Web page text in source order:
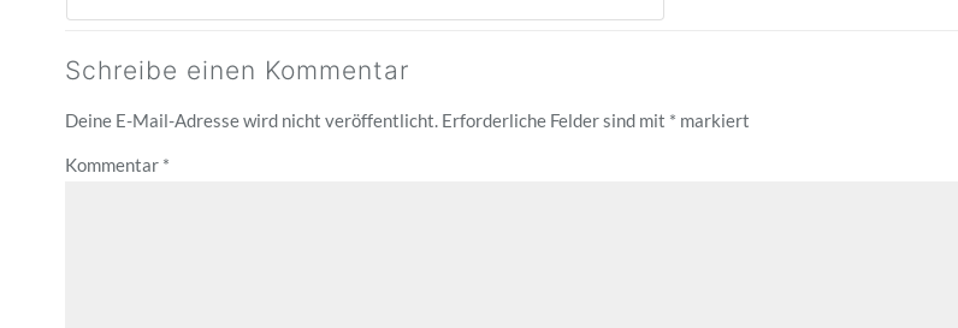
Schreibe einen Kommentar
Deine E-Mail-Adresse wird nicht veröffentlicht. Erforderliche Felder sind mit * markiert
Kommentar *